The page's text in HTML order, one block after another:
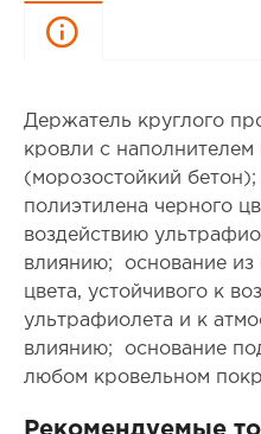
Держатель круглого
кровли с наполнителем
(морозостойкий бетон);
полиэтилена черного
воздействию
влиянию; основание из
цвета, устойчивого к
ультрафиолета и к
влиянию; основание
любом кровельном